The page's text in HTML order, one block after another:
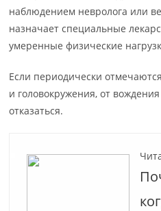
наблюдением невролога или
назначает специальные
умеренные физические
Если периодически
и головокружения, от
отказаться.